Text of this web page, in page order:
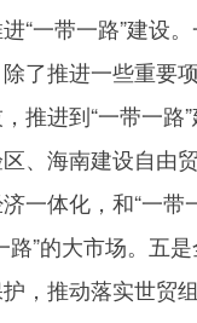
带一路”建设。
了推进一些重要
推进到“一带一路
、海南建设自由
一体化，和“一带
”的大市场。五
，推动落实世贸